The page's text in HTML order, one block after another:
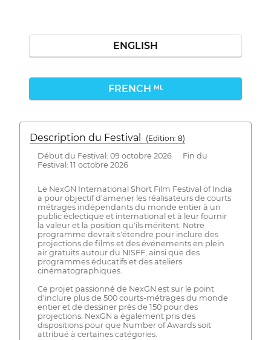
ENGLISH
FRENCH ML
Description du Festival
( Edition: 8)
Début du Festival: 09 octobre 2026 Fin du
Festival: 11 octobre 2026
Le NexGN International Short Film Festival of India
a pour objectif d'amener les réalisateurs de courts
métrages indépendants du monde entier à un
public éclectique et international et à leur fournir
la valeur et la position qu'ils méritent. Notre
programme devrait s'étendre pour inclure des
projections de films et des événements en plein
air gratuits autour du NISFF, ainsi que des
programmes éducatifs et des ateliers
cinématographiques.
Ce projet passionné de NexGN est sur le point
d'inclure plus de 500 courts-métrages du monde
entier et de dessiner près de 150 pour des
projections. NexGN a également pris des
dispositions pour que Number of Awards soit
attribué à certaines catégories.